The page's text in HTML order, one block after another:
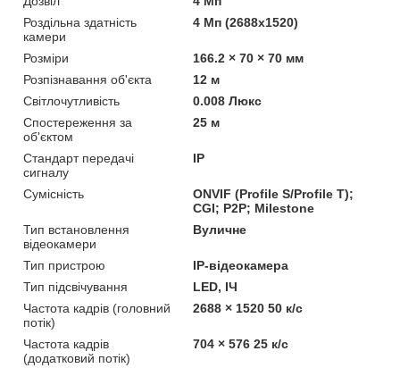
Роздільна здатність
камери
4 Мп (2688x1520)
Розміри
166.2 × 70 × 70 мм
Розпізнавання об'єкта
12 м
Світлочутливість
0.008 Люкс
Спостереження за
об'єктом
25 м
Стандарт передачі
сигналу
IP
Сумісність
ONVIF (Profile S/Profile T);
CGI; P2P; Milestone
Тип встановлення
відеокамери
Вуличне
Тип пристрою
IP-відеокамера
Тип підсвічування
LED, ІЧ
Частота кадрів (головний
потік)
2688 × 1520 50 к/с
Частота кадрів
(додатковий потік)
704 × 576 25 к/с